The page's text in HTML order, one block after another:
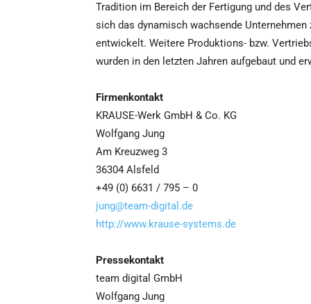
Tradition im Bereich der Fertigung und des
sich das dynamisch wachsende
entwickelt. Weitere Produktions- bzw.
wurden in den letzten Jahren aufgebaut und
Firmenkontakt
KRAUSE-Werk GmbH & Co. KG
Wolfgang Jung
Am Kreuzweg 3
36304 Alsfeld
+49 (0) 6631 / 795 – 0
jung@team-digital.de
http://www.krause-systems.de
Pressekontakt
team digital GmbH
Wolfgang Jung